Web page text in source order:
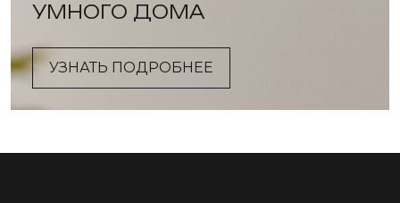
УМНОГО ДОМА
УЗНАТЬ ПОДРОБНЕЕ